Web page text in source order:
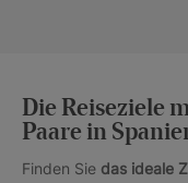
Die Reiseziele
Paare in
Finden Sie das ideale